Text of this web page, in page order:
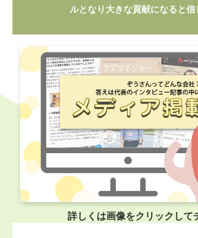
ルとなり大きな貢献になると信
詳しくは画像をクリックして